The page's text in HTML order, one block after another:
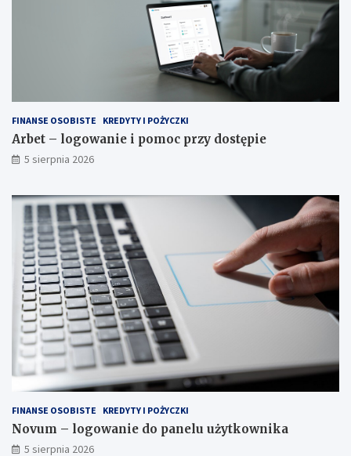
FINANSE OSOBISTE KREDYTY I POŻYCZKI
Arbet – logowanie i pomoc przy dostępie
5 sierpnia 2026
FINANSE OSOBISTE KREDYTY I POŻYCZKI
Novum – logowanie do panelu użytkownika
5 sierpnia 2026